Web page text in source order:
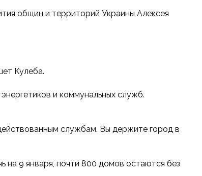
общин и территорий Украины Алексея
Кулеба.
и коммунальных служб.
службам. Вы держите город в
на 9 января, почти 800 домов остаются без